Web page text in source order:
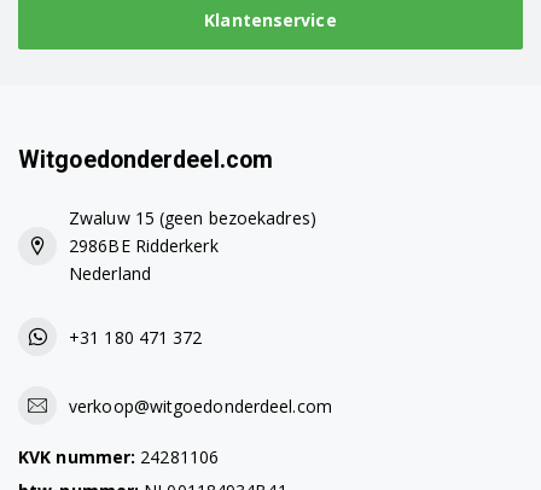
Klantenservice
Witgoedonderdeel.com
Zwaluw 15 (geen bezoekadres)
2986BE Ridderkerk
Nederland
+31 180 471 372
verkoop@witgoedonderdeel.com
KVK nummer: 24281106